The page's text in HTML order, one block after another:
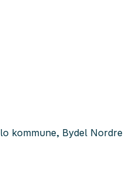
kommune, Bydel Nordre